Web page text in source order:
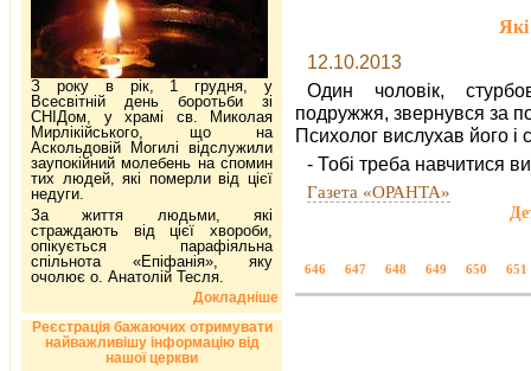
12.10.2013
Один чоловік,
подружжя, звернувся за
Психолог вислухав його і
- Тобі треба навчитися
Газета «ОРАНТА»
646 647 648 649 650 651
З року в рік, 1 грудня, у
Всесвітній день боротьби зі
СНІДом, у храмі св. Миколая
Мирлікійського, що на
Аскольдовій Могилі відслужили
заупокійний молебень на спомин
тих людей, які померли від цієї
недуги.
За життя людьми, які
страждають від цієї хвороби,
опікується парафіяльна
спільнота «Епіфанія», яку
очолює о. Анатолій Тесля.
Докладніше
Реєстрація бажаючих отримувати
найважливішу інформацію від
нашої церкви